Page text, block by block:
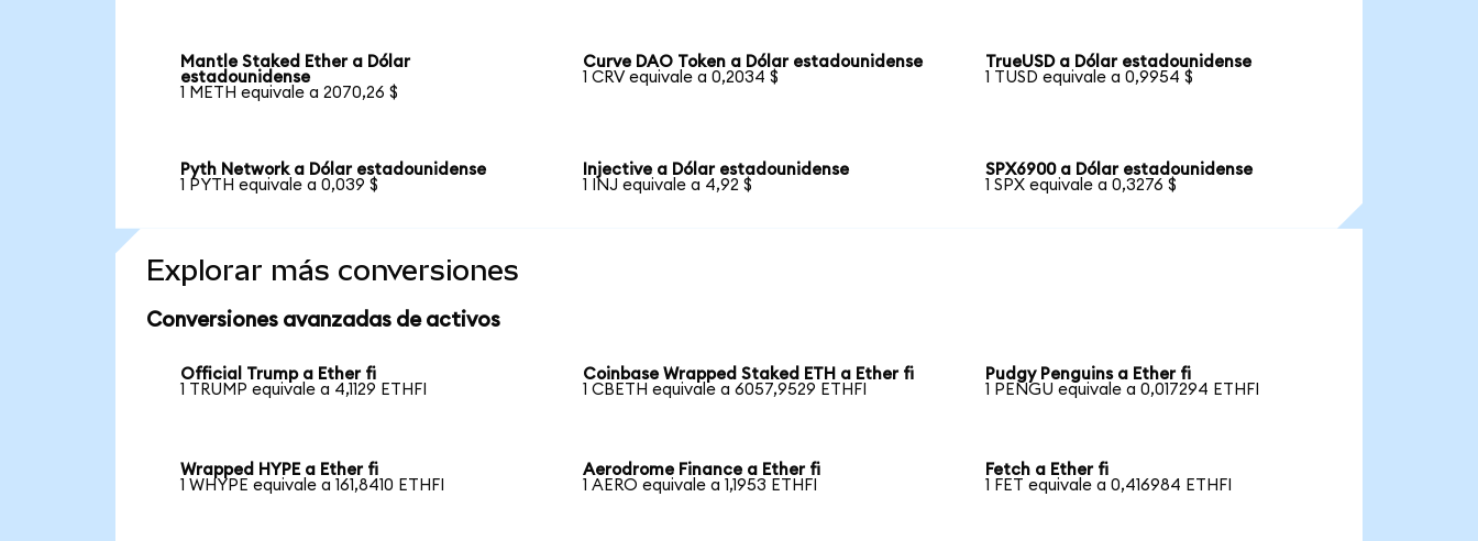
Mantle Staked Ether a Dólar
estadounidense
1 METH equivale a 2070,26 $
Curve DAO Token a Dólar estadounidense
1 CRV equivale a 0,2034 $
TrueUSD a Dólar estadounidense
1 TUSD equivale a 0,9954 $
Pyth Network a Dólar estadounidense
1 PYTH equivale a 0,039 $
Injective a Dólar estadounidense
1 INJ equivale a 4,92 $
SPX6900 a Dólar estadounidense
1 SPX equivale a 0,3276 $
Explorar más conversiones
Conversiones avanzadas de activos
Official Trump a Ether fi
1 TRUMP equivale a 4,1129 ETHFI
Coinbase Wrapped Staked ETH a Ether fi
1 CBETH equivale a 6057,9529 ETHFI
Pudgy Penguins a Ether fi
1 PENGU equivale a 0,017294 ETHFI
Wrapped HYPE a Ether fi
1 WHYPE equivale a 161,8410 ETHFI
Aerodrome Finance a Ether fi
1 AERO equivale a 1,1953 ETHFI
Fetch a Ether fi
1 FET equivale a 0,416984 ETHFI